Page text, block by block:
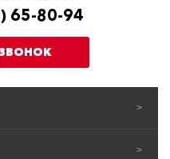
65-80-94
>
>